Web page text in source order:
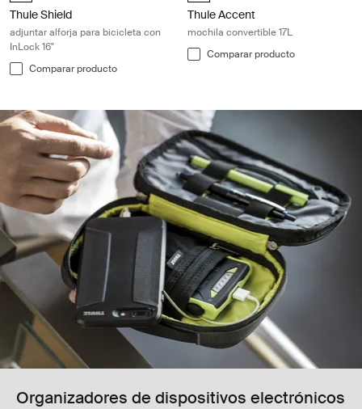
Thule Shield
adjuntar alforja para bicicleta con
InLock 16"
Comparar producto
Thule Accent
mochila convertible 17L
Comparar producto
Organizadores de dispositivos electrónicos